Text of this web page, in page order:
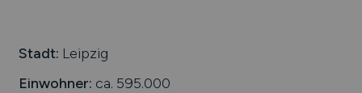
Österreich
Stadt: Leipzig
Einwohner: ca. 595.000